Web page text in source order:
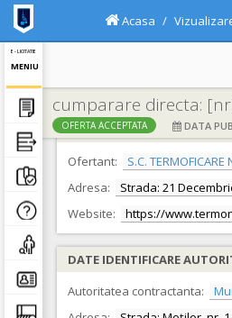
E - LICITATIE
MENIU
Acasa
cumparare directa:
OFERTA ACCEPTATA DATA
DATE IDENTIFICARE
Ofertant:
S.C. TERMOFICARE
Adresa:
Strada: 21
Website:
https://
DATE IDENTIFICARE
Autoritatea contractanta: